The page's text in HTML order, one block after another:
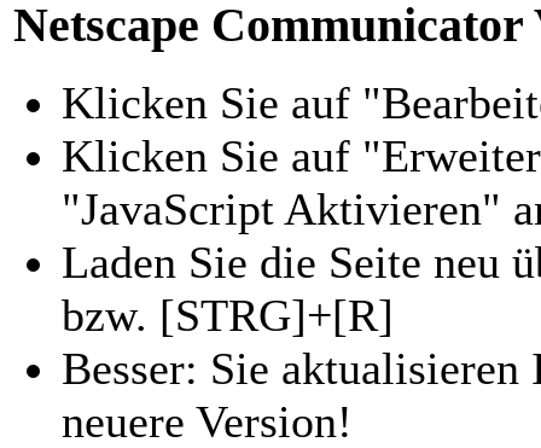
Netscape Communicator
Klicken Sie auf
Klicken Sie auf
"JavaScript Aktivieren"
Laden Sie die Seite
bzw. [STRG]+[R]
Besser: Sie
neuere Version!